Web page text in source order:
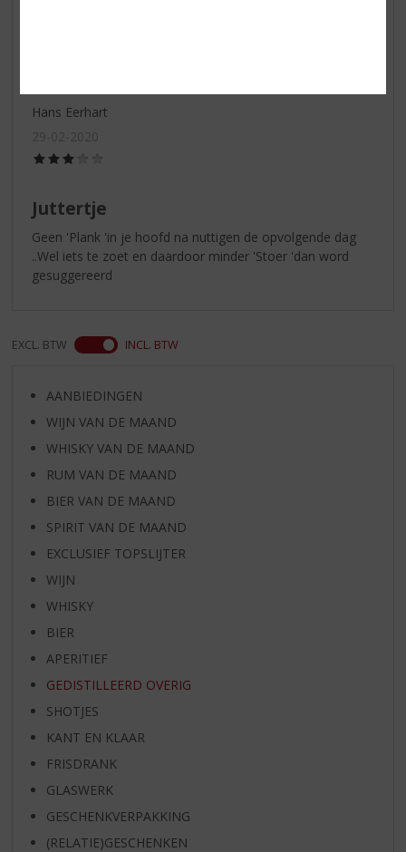
Hans Eerhart
29-02-2020
Juttertje
Geen 'Plank 'in je hoofd na nuttigen de opvolgende dag
..Wel iets te zoet en daardoor minder 'Stoer 'dan word
gesuggereerd
EXCL. BTW INCL. BTW
AANBIEDINGEN
WIJN VAN DE MAAND
WHISKY VAN DE MAAND
RUM VAN DE MAAND
BIER VAN DE MAAND
SPIRIT VAN DE MAAND
EXCLUSIEF TOPSLIJTER
WIJN
WHISKY
BIER
APERITIEF
GEDISTILLEERD OVERIG
SHOTJES
KANT EN KLAAR
FRISDRANK
GLASWERK
GESCHENKVERPAKKING
(RELATIE)GESCHENKEN